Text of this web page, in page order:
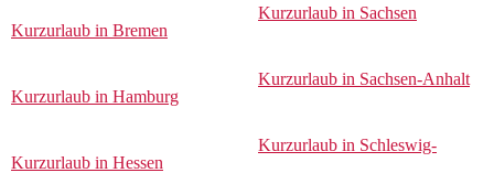
Kurzurlaub in Bremen
Kurzurlaub in Hamburg
Kurzurlaub in Hessen
Kurzurlaub in Sachsen
Kurzurlaub in Sachsen-Anhalt
Kurzurlaub in Schleswig-